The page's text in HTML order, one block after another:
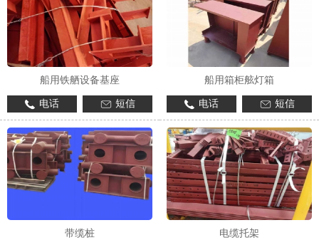
船用铁舾设备基座
电话 短信
船用箱柜舷灯箱
电话 短信
带缆桩 电缆托架